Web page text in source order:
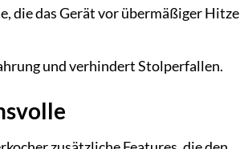
die das Gerät vor übermäßiger Hitze
und verhindert Stolperfallen.